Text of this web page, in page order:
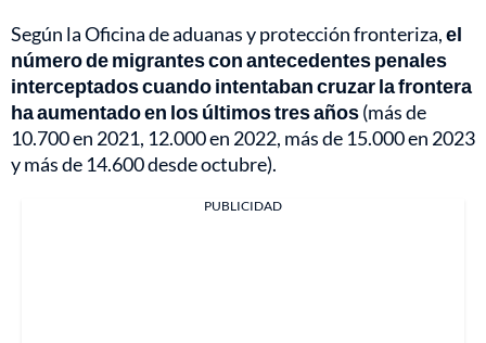
Según la Oficina de aduanas y protección fronteriza,el
número de migrantes con antecedentes penales
interceptados cuando intentaban cruzar la frontera
ha aumentado en los últimos tres años(más de
10.700 en 2021, 12.000 en 2022, más de 15.000 en 2023
y más de 14.600 desde octubre).
PUBLICIDAD